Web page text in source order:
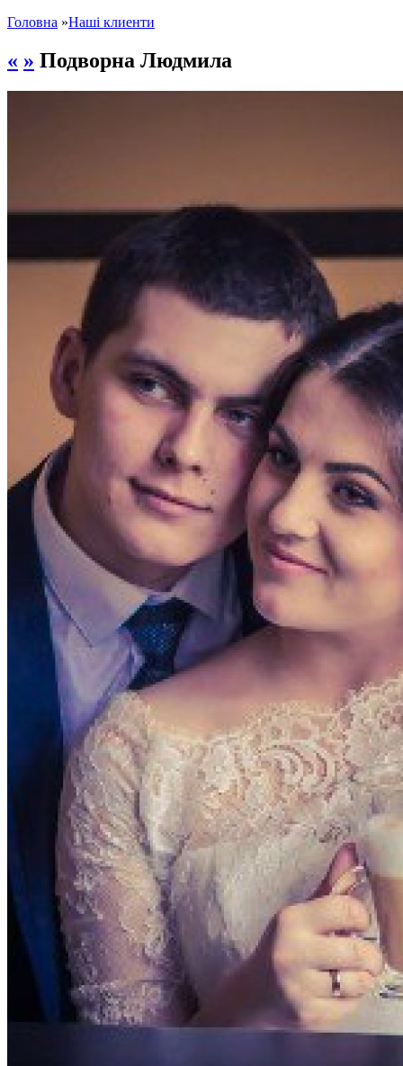
Головна »Наші клиенти
« » Подворна Людмила